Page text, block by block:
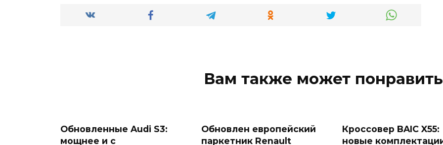
Вам также может
Обновленные Audi S3:
мощнее и с
Обновлен европейский
паркетник Renault
Кроссовер BAIC X55:
новые